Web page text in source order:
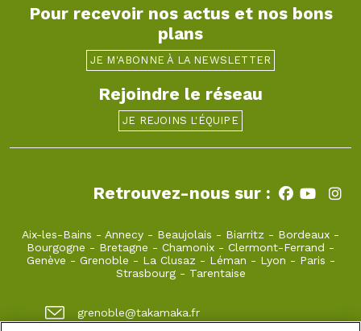
Pour recevoir nos actus et nos bons
plans
JE M'ABONNE À LA NEWSLETTER
Rejoindre le réseau
JE REJOINS L'ÉQUIPE
Retrouvez-nous sur :
Aix-les-Bains - Annecy - Beaujolais - Biarritz - Bordeaux -
Bourgogne - Bretagne - Chamonix - Clermont-Ferrand -
Genève - Grenoble - La Clusaz - Léman - Lyon - Paris -
Strasbourg- Tarentaise
grenoble@takamaka.fr